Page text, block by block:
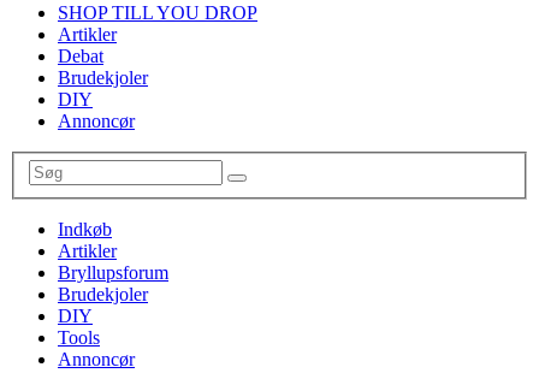
SHOP TILL YOU DROP
Artikler
Debat
Brudekjoler
DIY
Annoncør
Indkøb
Artikler
Bryllupsforum
Brudekjoler
DIY
Tools
Annoncør